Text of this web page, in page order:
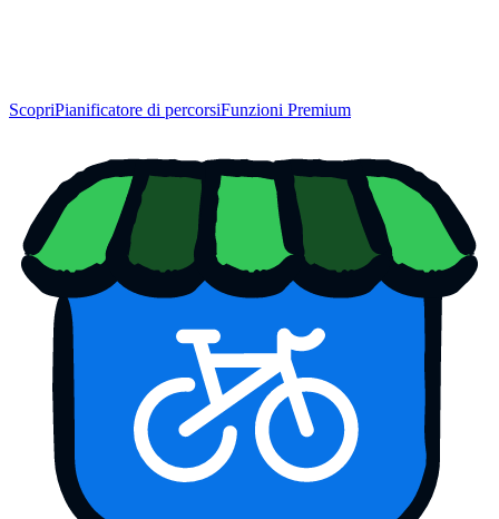
ScopriPianificatore di percorsiFunzioni Premium